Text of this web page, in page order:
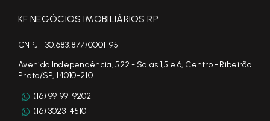
KF NEGÓCIOS IMOBILIÁRIOS RP
CNPJ - 30.683.877/0001-95
Avenida Independência, 522 - Salas 1,5 e 6, Centro - Ribeirão
Preto/SP, 14010-210
(16) 99199-9202
(16) 3023-4510